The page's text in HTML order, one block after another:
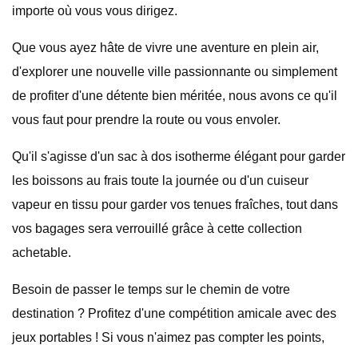
importe où vous vous dirigez.
Que vous ayez hâte de vivre une aventure en plein air,
d'explorer une nouvelle ville passionnante ou simplement
de profiter d'une détente bien méritée, nous avons ce qu'il
vous faut pour prendre la route ou vous envoler.
Qu'il s'agisse d'un sac à dos isotherme élégant pour garder
les boissons au frais toute la journée ou d'un cuiseur
vapeur en tissu pour garder vos tenues fraîches, tout dans
vos bagages sera verrouillé grâce à cette collection
achetable.
Besoin de passer le temps sur le chemin de votre
destination ? Profitez d'une compétition amicale avec des
jeux portables ! Si vous n'aimez pas compter les points,